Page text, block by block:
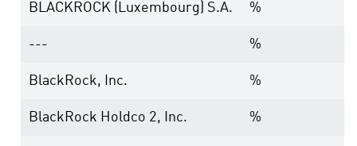
BLACKROCK (Luxembourg) S.A. %
--- %
BlackRock, Inc. %
BlackRock Holdco 2, Inc. %